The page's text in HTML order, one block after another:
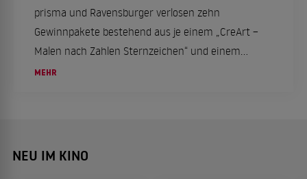
prisma und Ravensburger verlosen zehn
Gewinnpakete bestehend aus je einem „CreArt –
Malen nach Zahlen Sternzeichen“ und einem
„Sternenglobus Glow in the Dark“. Viel Glück!
MEHR
NEU IM KINO